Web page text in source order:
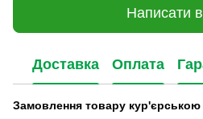
Написати
Доставка Оплата
Замовлення товару